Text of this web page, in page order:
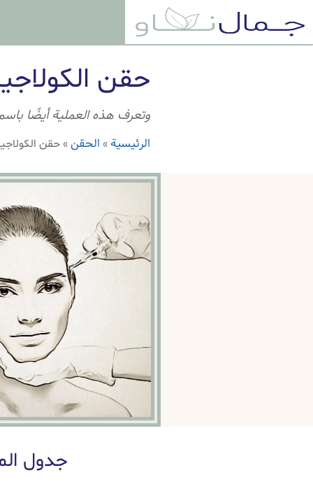
حقن
وتعرف هذه العملية أيضًا
الرئيسية » الحقن» حقن
جدول